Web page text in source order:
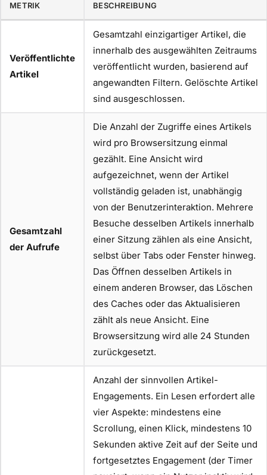
METRIK BESCHREIBUNG
Veröffentlichte
Artikel
Gesamtzahl einzigartiger Artikel, die
innerhalb des ausgewählten Zeitraums
veröffentlicht wurden, basierend auf
angewandten Filtern. Gelöschte Artikel
sind ausgeschlossen.
Gesamtzahl
der Aufrufe
Die Anzahl der Zugriffe eines Artikels
wird pro Browsersitzung einmal
gezählt. Eine Ansicht wird
aufgezeichnet, wenn der Artikel
vollständig geladen ist, unabhängig
von der Benutzerinteraktion. Mehrere
Besuche desselben Artikels innerhalb
einer Sitzung zählen als eine Ansicht,
selbst über Tabs oder Fenster hinweg.
Das Öffnen desselben Artikels in
einem anderen Browser, das Löschen
des Caches oder das Aktualisieren
zählt als neue Ansicht. Eine
Browsersitzung wird alle 24 Stunden
zurückgesetzt.
Anzahl der sinnvollen Artikel-
Engagements. Ein Lesen erfordert alle
vier Aspekte: mindestens eine
Scrollung, einen Klick, mindestens 10
Sekunden aktive Zeit auf der Seite und
fortgesetztes Engagement (der Timer